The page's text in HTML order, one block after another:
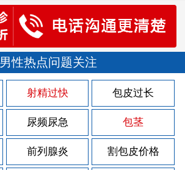
男性热点问题关注
射精过快 包皮过长
尿频尿急 包茎
前列腺炎 割包皮价格